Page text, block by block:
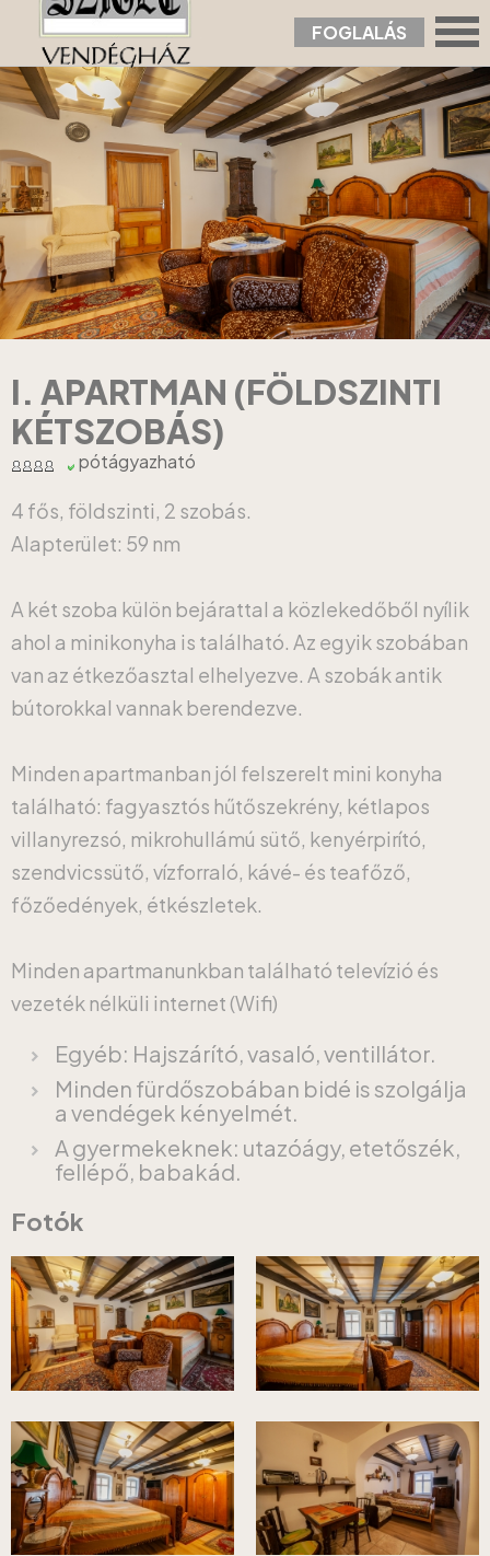
FOGLALÁS
Nyitólap › Apartmanok I. Apartman (földszinti kétszobás)
I. APARTMAN (FÖLDSZINTI
KÉTSZOBÁS)
pótágyazható
4 fős, földszinti, 2 szobás.
Alapterület: 59 nm
A két szoba külön bejárattal a közlekedőből nyílik
ahol a minikonyha is található. Az egyik szobában
van az étkezőasztal elhelyezve. A szobák antik
bútorokkal vannak berendezve.
Minden apartmanban jól felszerelt mini konyha
található: fagyasztós hűtőszekrény, kétlapos
villanyrezsó, mikrohullámú sütő, kenyérpirító,
szendvicssütő, vízforraló, kávé- és teafőző,
főzőedények, étkészletek.
Minden apartmanunkban található televízió és
vezeték nélküli internet (Wifi)
Egyéb: Hajszárító, vasaló, ventillátor.
Minden fürdőszobában bidé is szolgálja
a vendégek kényelmét.
A gyermekeknek: utazóágy, etetőszék,
fellépő, babakád.
Fotók